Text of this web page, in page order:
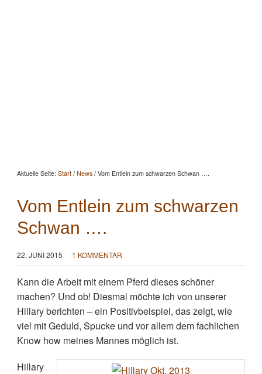
Aktuelle Seite: Start / News /Vom Entlein zum schwarzen Schwan ….
Vom Entlein zum schwarzen
Schwan ….
22. JUNI 2015 1 KOMMENTAR
Kann die Arbeit mit einem Pferd dieses schöner
machen? Und ob! Diesmal möchte ich von unserer
Hillary berichten – ein Positivbeispiel, das zeigt, wie
viel mit Geduld, Spucke und vor allem dem fachlichen
Know how meines Mannes möglich ist.
Hillary